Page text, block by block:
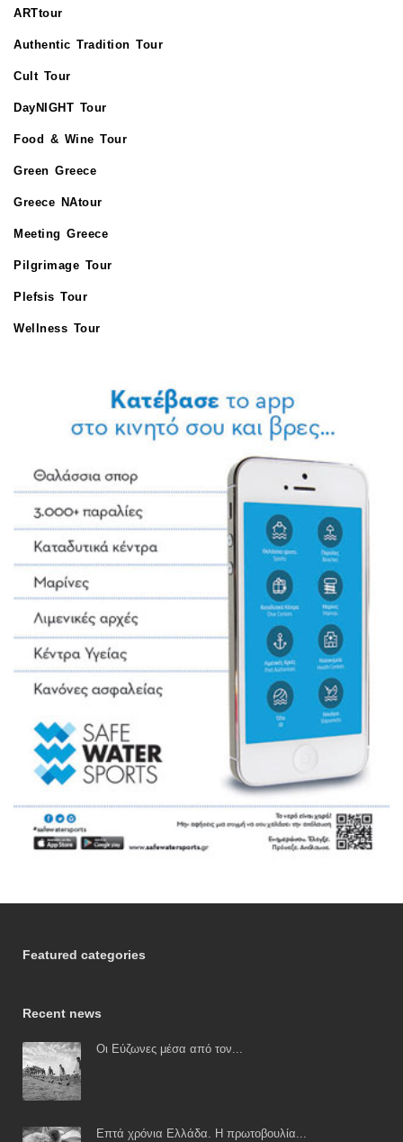
ARTtour
Authentic Tradition Tour
Cult Tour
DayNIGHT Tour
Food & Wine Tour
Green Greece
Greece NAtour
Meeting Greece
Pilgrimage Tour
Plefsis Tour
Wellness Tour
Featured categories
Recent news
Οι Εύζωνες μέσα από τον...
Επτά χρόνια Ελλάδα. Η πρωτοβουλία...